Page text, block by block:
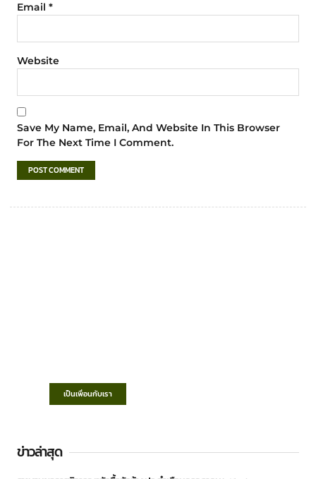
Email *
Website
Save My Name, Email, And Website In This Browser
For The Next Time I Comment.
เป็นเพื่อนกับเรา
ข่าวล่าสุด